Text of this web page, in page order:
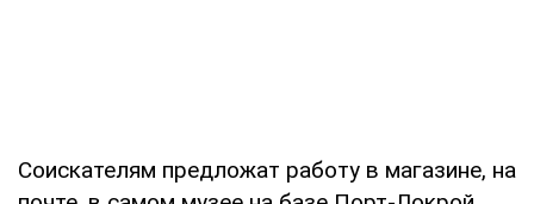
Соискателям предложат работу в магазине, на